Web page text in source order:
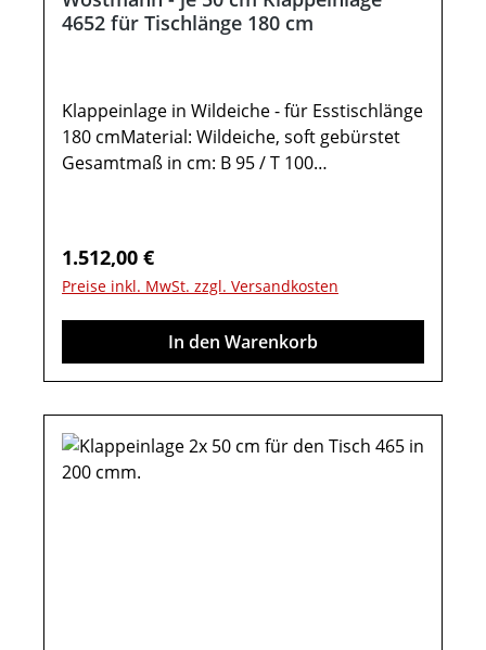
4652 für Tischlänge 180 cm
Klappeinlage in Wildeiche - für Esstischlänge
180 cmMaterial: Wildeiche, soft gebürstet
Gesamtmaß in cm: B 95 / T 100
Wildeiche massiv Tischplattenstärke: 1,9 cm
Klappeinlage mit zwei Klappeinlagen, je 50
cm tiefeWichtige Informationen:Weitere
Hinweise finden Sie in der dazugehörigen
Montageanleitung unter "Verfügbare
verschiedenen Bildschirmen abweichen.
Deko oder andere Beimöbel sind nicht
enthalten. Abbildung kann abweichen.
Regulärer Preis:
1.512,00 €
Preise inkl. MwSt. zzgl. Versandkosten
In den Warenkorb